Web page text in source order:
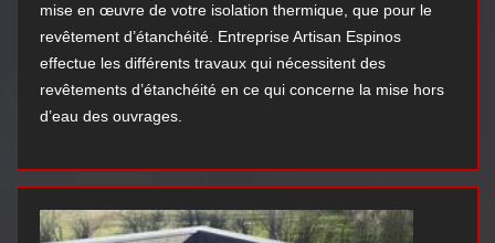
mise en œuvre de votre isolation thermique, que pour le
revêtement d’étanchéité. Entreprise Artisan Espinos
effectue les différents travaux qui nécessitent des
revêtements d’étanchéité en ce qui concerne la mise hors
d’eau des ouvrages.